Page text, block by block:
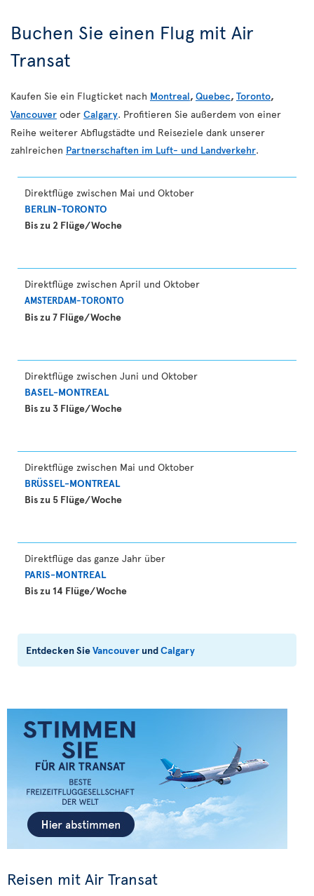
Buchen Sie einen Flug mit Air
Transat
Kaufen Sie ein Flugticket nach Montreal, Quebec, Toronto,
Vancouver oder Calgary. Profitieren Sie außerdem von einer
Reihe weiterer Abflugstädte und Reiseziele dank unserer
zahlreichen Partnerschaften im Luft- und Landverkehr.
Direktflüge zwischen Mai und Oktober
BERLIN-TORONTO
Bis zu 2 Flüge/Woche
Direktflüge zwischen April und Oktober
AMSTERDAM-TORONTO
Bis zu 7 Flüge/Woche
Direktflüge zwischen Juni und Oktober
BASEL-MONTREAL
Bis zu 3 Flüge/Woche
Direktflüge zwischen Mai und Oktober
BRÜSSEL-MONTREAL
Bis zu 5 Flüge/Woche
Direktflüge das ganze Jahr über
PARIS-MONTREAL
Bis zu 14 Flüge/Woche
Entdecken SieVancouver undCalgary
Reisen mit Air Transat